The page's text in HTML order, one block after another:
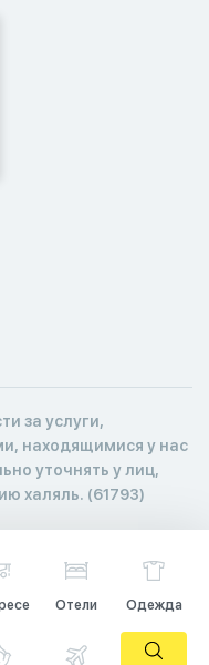
за услуги,
находящимися у нас
уточнять у лиц,
халяль. (61793)
Отели Одежда